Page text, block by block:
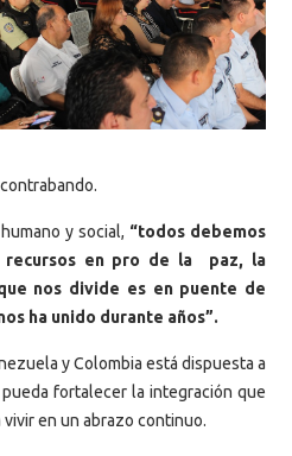
y social, “todos debemos
recursos en pro de la paz, la
nos divide es en puente de
ha unido durante años”.
y Colombia está dispuesta a
fortalecer la integración que
vivir en un abrazo continuo.